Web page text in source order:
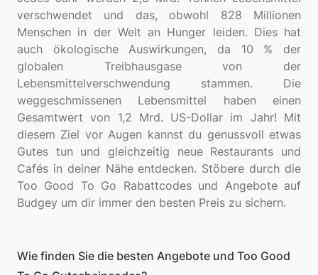
verschwendet und das, obwohl 828 Millionen
Menschen in der Welt an Hunger leiden. Dies hat
auch ökologische Auswirkungen, da 10 % der
globalen Treibhausgase von der
Lebensmittelverschwendung stammen. Die
weggeschmissenen Lebensmittel haben einen
Gesamtwert von 1,2 Mrd. US-Dollar im Jahr! Mit
diesem Ziel vor Augen kannst du genussvoll etwas
Gutes tun und gleichzeitig neue Restaurants und
Cafés in deiner Nähe entdecken. Stöbere durch die
Too Good To Go Rabattcodes und Angebote auf
Wie finden Sie die besten Angebote und Too Good